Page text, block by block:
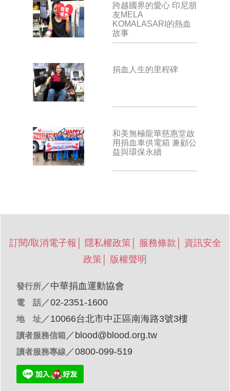
跨越國界的愛心 印尼朋
友MELA
KOMALASARI的熱血
故事
捐血人生的里程碑
和美無極龍華慈惠堂啟
用捐血車供電箱 兼顧公
益與環保永續
訂閱/取消電子報 隱私權政策 服務條款
資訊安全
政策
版權聲明
發行所／ 中華捐血運動協會
電 話／02-2351-1600
地 址／10066台北市中正區南海路3號3樓
讀者服務信箱／ blood@blood.org.tw
讀者服務專線 ／0800-099-519